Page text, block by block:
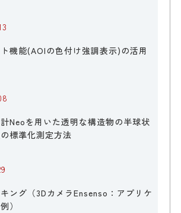
機能(AOIの色付け強調表示)の活用
Neoを用いた透明な構造物の半球状
標準化測定方法
ング（3DカメラEnsenso：アプリケ
）